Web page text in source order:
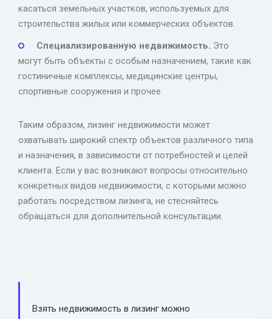
касаться земельных участков, используемых для
строительства жилых или коммерческих объектов.
Специализированную недвижимость. Это
могут быть объекты с особым назначением, такие как
гостиничные комплексы, медицинские центры,
спортивные сооружения и прочее.
Таким образом, лизинг недвижимости может
охватывать широкий спектр объектов различного типа
и назначения, в зависимости от потребностей и целей
клиента. Если у вас возникают вопросы относительно
конкретных видов недвижимости, с которыми можно
работать посредством лизинга, не стесняйтесь
обращаться для дополнительной консультации.
Взять недвижимость в лизинг можно